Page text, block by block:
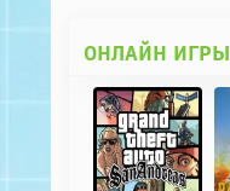
ОНЛАЙН ИГРЫ